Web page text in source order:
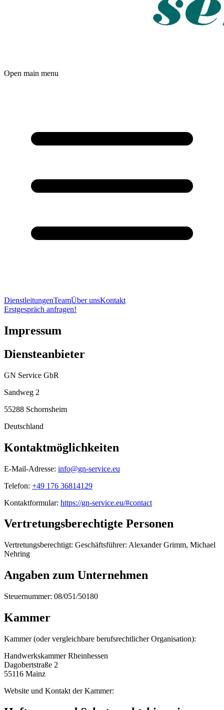
Open main menu
DienstleitungenTeamÜber unsKontakt
Erstgespräch anfragen!
Impressum
Diensteanbieter
GN Service GbR
Sandweg 2
55288 Schornsheim
Deutschland
Kontaktmöglichkeiten
E-Mail-Adresse: info@gn-service.eu
Telefon: +49 176 36814129
Kontaktformular: https://gn-service.eu/#contact
Vertretungsberechtigte Personen
Vertretungsberechtigt: Geschäftsführer: Alexander Grimm, Michael
Nehring
Angaben zum Unternehmen
Steuernummer: 08/051/50180
Kammer
Kammer (oder vergleichbare berufsrechtlicher Organisation):
Handwerkskammer Rheinhessen
Dagobertstraße 2
55116 Mainz
Website und Kontakt der Kammer: